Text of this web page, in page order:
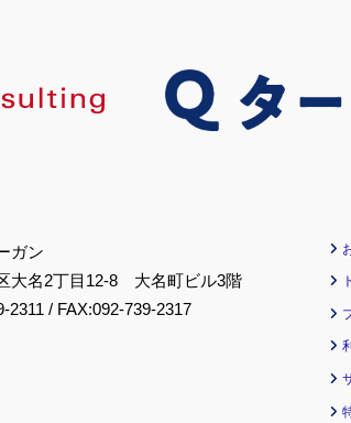
ガン
大名2丁目12-8 大名町ビル3階
2311 / FAX:092-739-2317